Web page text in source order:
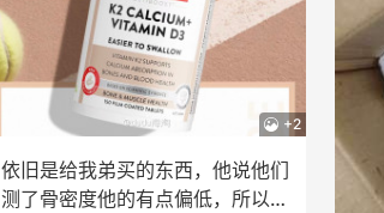
+2
依旧是给我弟买的东西，他说他们
测了骨密度他的有点偏低，所以我